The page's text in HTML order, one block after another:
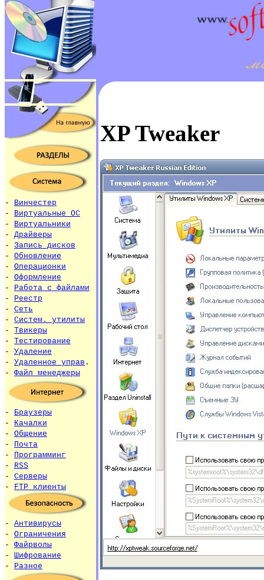
- Винчестер
- Виртуальные ОС
- Виртуальники
- Драйверы
- Запись дисков
- Обновление
- Операционки
- Оформление
- Работа с файлами
- Реестр
- Сеть
- Систем. утилиты
- Твикеры
- Тестирование
- Удаление
- Удаленное управ .
- Файл менеджеры
- Браузеры
- Качалки
- Общение
- Почта
- Программинг
- RSS
- Серверы
- FTP клиенты
- Антивирусы
- Ограничения
- Файрволы
- Шифрование
- Разное
XP Tweaker